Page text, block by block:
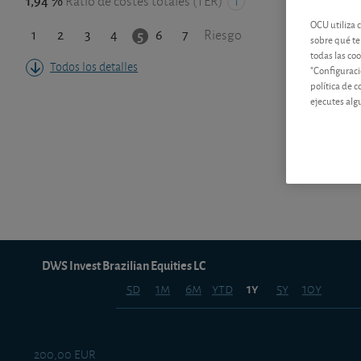
1 2 3 4 5 6 7 Riesgo
Todos los detalles
5d 1m 6m ytd 1y 5y 10y
DWS Invest Brazilian Equities LC
200,00 EUR
OCU utiliza
sobre qué
todas las
política de
ejecutes